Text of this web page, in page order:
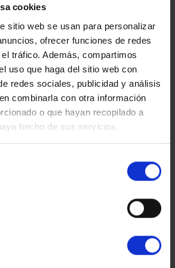
cookies
sitio web se usan para personalizar
ofrecer funciones de redes
tráfico. Además, compartimos
uso que haga del sitio web con
redes sociales, publicidad y análisis
combinarla con otra información
o que hayan recopilado a
hecho de sus servicios.
i Due Diligence:analitzar un actiu en
per identificar els possibles
els interessos de l'adquirent o
comptables i fiscals:L'informe RICS
a suport dels valors comptables.
resoldre tots els teus dubtes sobre